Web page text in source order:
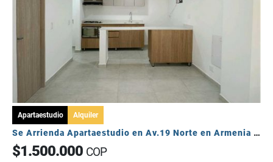
Apartaestudio Alquiler
Se Arrienda Apartaestudio en Av.19 Norte en Armenia Quindio
$1.500.000 COP